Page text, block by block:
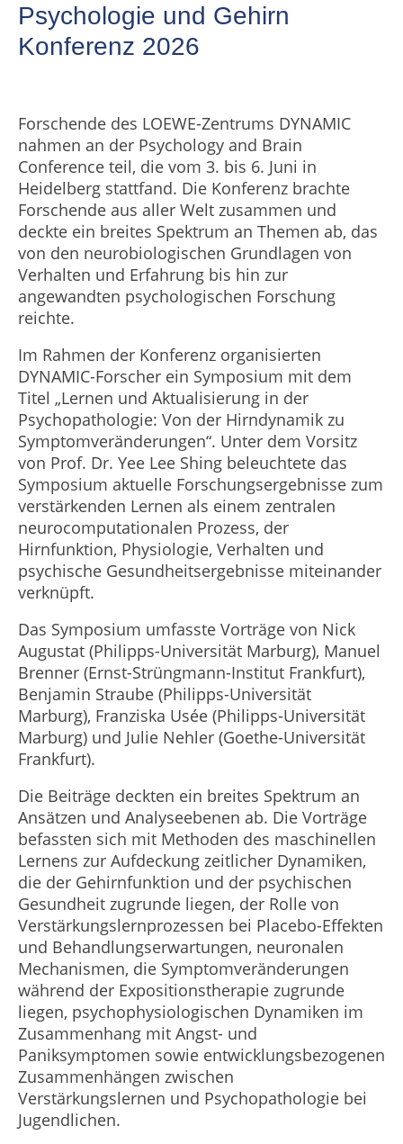
Psychologie und Gehirn
Konferenz 2026
Forschende des LOEWE-Zentrums DYNAMIC
nahmen an der Psychology and Brain
Conference teil, die vom 3. bis 6. Juni in
Heidelberg stattfand. Die Konferenz brachte
Forschende aus aller Welt zusammen und
deckte ein breites Spektrum an Themen ab, das
von den neurobiologischen Grundlagen von
Verhalten und Erfahrung bis hin zur
angewandten psychologischen Forschung
reichte.
Im Rahmen der Konferenz organisierten
DYNAMIC-Forscher ein Symposium mit dem
Titel „Lernen und Aktualisierung in der
Psychopathologie: Von der Hirndynamik zu
Symptomveränderungen“. Unter dem Vorsitz
von Prof. Dr. Yee Lee Shing beleuchtete das
Symposium aktuelle Forschungsergebnisse zum
verstärkenden Lernen als einem zentralen
neurocomputationalen Prozess, der
Hirnfunktion, Physiologie, Verhalten und
psychische Gesundheitsergebnisse miteinander
verknüpft.
Das Symposium umfasste Vorträge von Nick
Augustat (Philipps-Universität Marburg), Manuel
Brenner (Ernst-Strüngmann-Institut Frankfurt),
Benjamin Straube (Philipps-Universität
Marburg), Franziska Usée (Philipps-Universität
Marburg) und Julie Nehler (Goethe-Universität
Frankfurt).
Die Beiträge deckten ein breites Spektrum an
Ansätzen und Analyseebenen ab. Die Vorträge
befassten sich mit Methoden des maschinellen
Lernens zur Aufdeckung zeitlicher Dynamiken,
die der Gehirnfunktion und der psychischen
Gesundheit zugrunde liegen, der Rolle von
Verstärkungslernprozessen bei Placebo-Effekten
und Behandlungserwartungen, neuronalen
Mechanismen, die Symptomveränderungen
während der Expositionstherapie zugrunde
liegen, psychophysiologischen Dynamiken im
Zusammenhang mit Angst- und
Paniksymptomen sowie entwicklungsbezogenen
Zusammenhängen zwischen
Verstärkungslernen und Psychopathologie bei
Jugendlichen.